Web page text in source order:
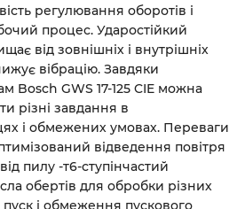
регулювання оборотів і
процес. Ударостійкий
від зовнішніх і внутрішніх
вібрацію. Завдяки
Bosch GWS 17-125 CIE можна
різні завдання в
і обмежених умовах. Переваги
відведення повітря
пилу -т6-ступінчастий
обертів для обробки різних
пуск і обмеження пускового